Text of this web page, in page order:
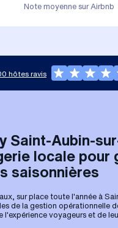
Note moyenne sur Airbnb
hôtes ravis
Saint-Aubin-
locale pour
saisonnières
sur place toute l'année à
de la gestion opérationnelle
l'expérience voyageurs et de